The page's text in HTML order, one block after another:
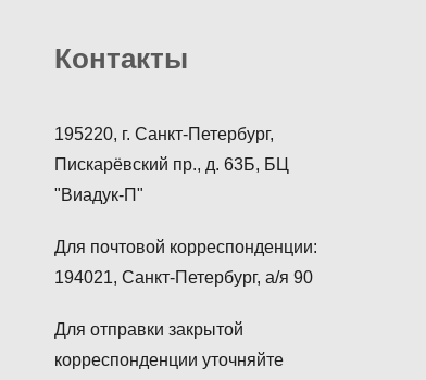
Контакты
195220, г. Санкт-Петербург,
Пискарёвский пр., д. 63Б, БЦ
"Виадук-П"
Для почтовой корреспонденции:
194021, Санкт-Петербург, а/я 90
Для отправки закрытой
корреспонденции уточняйте